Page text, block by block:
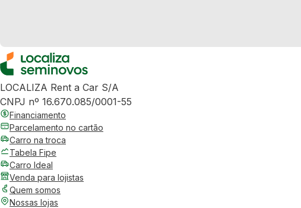
LOCALIZA Rent a Car S/A
CNPJ nº 16.670.085/0001-55
Financiamento
Parcelamento no cartão
Carro na troca
Tabela Fipe
Carro Ideal
Venda para lojistas
Quem somos
Nossas lojas